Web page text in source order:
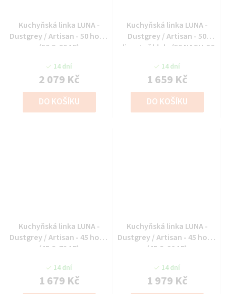
Kuchyňská linka LUNA -
Dustgrey / Artisan - 50 horní
(50 G-90 1F)
14 dní
2 079 Kč
DO KOŠÍKU
Kuchyňská linka LUNA -
Dustgrey / Artisan - 50
digestoř hlub. (50 NAGU-36
14 dní
1 659 Kč
DO KOŠÍKU
Kuchyňská linka LUNA -
Dustgrey / Artisan - 45 horní
(45 G-72 1F)
14 dní
1 679 Kč
Kuchyňská linka LUNA -
Dustgrey / Artisan - 45 horní
(45 G-90 1F)
14 dní
1 979 Kč